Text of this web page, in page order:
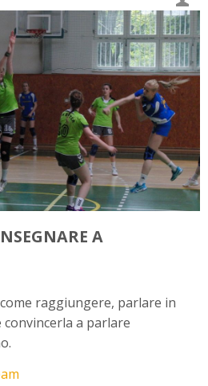
A
raggiungere, parlare in
a parlare